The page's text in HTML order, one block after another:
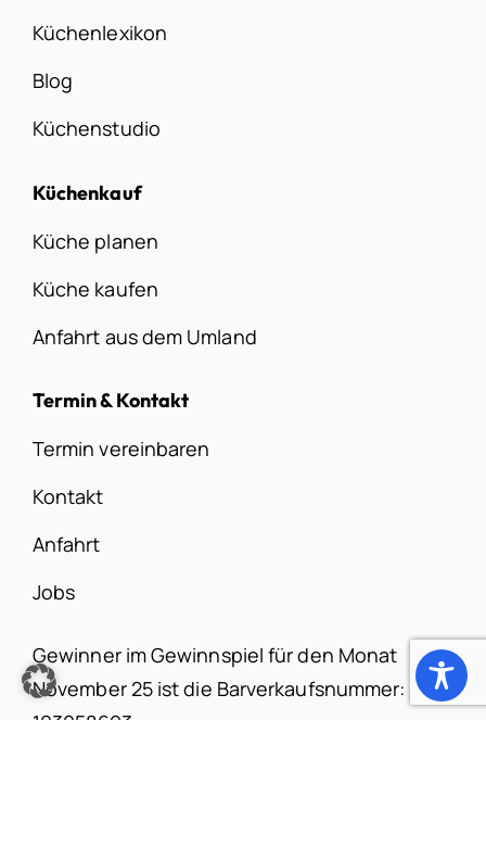
Küchenlexikon
Blog
Küchenstudio
Küchenkauf
Küche planen
Küche kaufen
Anfahrt aus dem Umland
Termin & Kontakt
Termin vereinbaren
Kontakt
Anfahrt
Jobs
Gewinner im Gewinnspiel für den Monat
November 25 ist die Barverkaufsnummer:
103058693.